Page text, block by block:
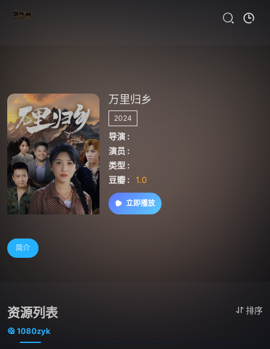
万里归乡
2024
导演 :
演员 :
类型 :
豆瓣 :
1.0
立即播放
简介
资源列表 排序
1080zyk